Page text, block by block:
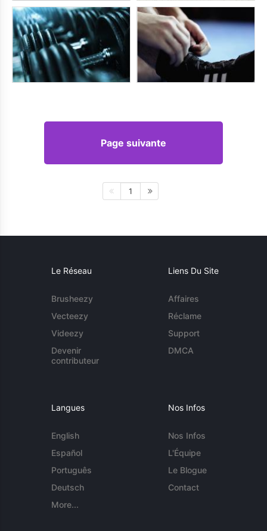
Page suivante
1
Le Réseau
Brusheezy
Vecteezy
Videezy
Devenir
contributeur
Liens Du Site
Affaires
Réclame
Support
DMCA
Langues
English
Español
Português
Deutsch
More...
Nos Infos
Nos Infos
L'Équipe
Le Blogue
Contact